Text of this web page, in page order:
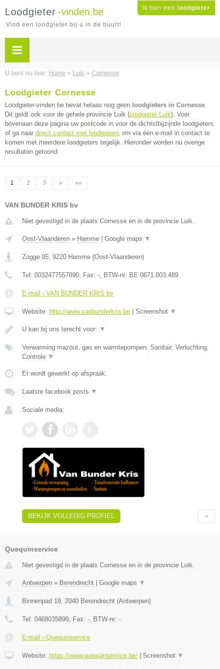
Ik ben een loodgieter
Loodgieter -vinden.be
Vind een loodgieter bij u in de buurt!
U bent nu hier: Home » Luik » Cornesse
Loodgieter Cornesse
Loodgieter-vinden.be bevat helaas nog geen loodgieters in Cornesse.
Dit geldt ook voor de gehele provincie Luik ( loodgieter Luik). Voer
bovenaan deze pagina uw postcode in voor de dichtstbijzijnde loodgieters
of ga naar direct contact met loodgieters om via één e-mail in contact te
komen met meerdere loodgieters tegelijk. Hieronder worden nu overige
resultaten getoond.
1 2 3 » »»
VAN BUNDER KRIS bv
Niet gevestigd in de plaats Cornesse en in de provincie Luik.
Oost-Vlaanderen » Hamme Google maps ▼
Zogge 95, 9220 Hamme (Oost-Vlaanderen)
Tel: 0032477557890, Fax: -, BTW-nr: BE 0671.803.489
E-mail › VAN BUNDER KRIS bv
Website: Http://www.vanbunderkris.be Screenshot ▼
U kan bij ons terecht voor: ▼
Verwarming mazout, gas en warmtepompen, Sanitair, Verluchting,
Controle ▼
Er wordt gewerkt op afspraak.
Laatste facebook posts ▼
Sociale media:
BEKIJK VOLLEDIG PROFIEL
Quequinservice
Niet gevestigd in de plaats Cornesse en in de provincie Luik.
Antwerpen » Berendrecht Google maps ▼
Binnenpad 19, 2040 Berendrecht (Antwerpen)
Tel: 0468035899, Fax: -, BTW-nr: -
E-mail › Quequinservice
Website: https://www.quequinservice.be/ Screenshot ▼